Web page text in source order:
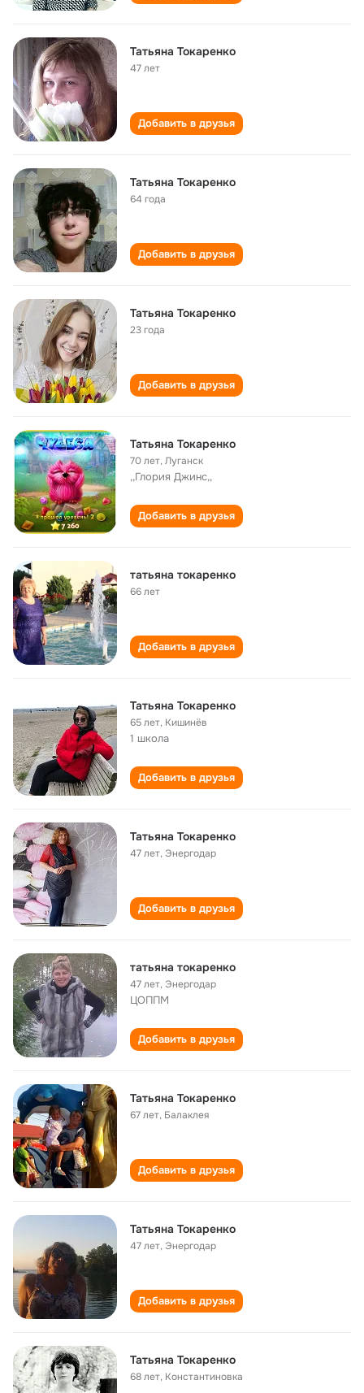
Татьяна Токаренко
47 лет
Добавить в друзья
Татьяна Токаренко
64 года
Добавить в друзья
Татьяна Токаренко
23 года
Добавить в друзья
Татьяна Токаренко
70 лет,Луганск
,,Глория Джинс,,
Добавить в друзья
татьяна токаренко
66 лет
Добавить в друзья
Татьяна Токаренко
65 лет, Кишинёв
1 школа
Добавить в друзья
Татьяна Токаренко
47 лет, Энергодар
Добавить в друзья
татьяна токаренко
47 лет, Энергодар
ЦОППМ
Добавить в друзья
Татьяна Токаренко
67 лет, Балаклея
Добавить в друзья
Татьяна Токаренко
47 лет, Энергодар
Добавить в друзья
Татьяна Токаренко
68 лет, Константиновка